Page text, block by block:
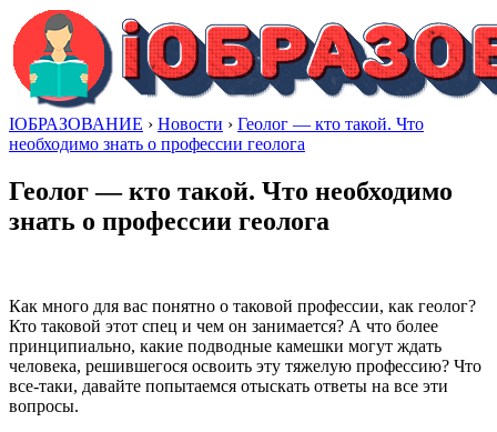
IОБРАЗОВАНИЕ › Новости › Геолог — кто такой. Что
необходимо знать о профессии геолога
Геолог — кто такой. Что необходимо
знать о профессии геолога
Как много для вас понятно о таковой профессии, как геолог?
Кто таковой этот спец и чем он занимается? А что более
принципиально, какие подводные камешки могут ждать
человека, решившегося освоить эту тяжелую профессию? Что
все-таки, давайте попытаемся отыскать ответы на все эти
вопросы.